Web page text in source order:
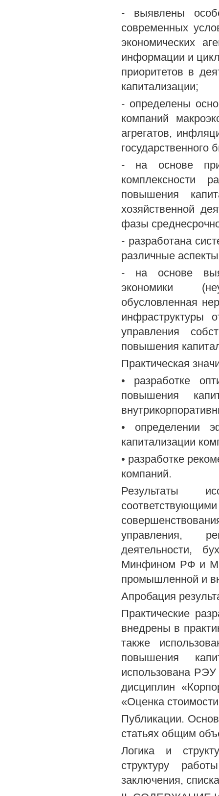
- выявлены
современных
экономических
информации и
приоритетов в
капитализации;
- определены
компаний
агрегатов,
государственного
- на основе
комплексности
повышения
хозяйственной
фазы
- разработана
различные
- на основе
экономики
обусловленная
инфраструктуры
управления
повышения
Практическая
• разработке
повышения
• определении
капитализации
• разработке
компаний.
Результаты
управления,
деятельности,
Минфином РФ и
промышленной и
Апробация
Практические
внедрены в
также
повышения
использована
дисциплин
«Оценка
Публикации.
статьях общим
Логика и
структуру
заключения,